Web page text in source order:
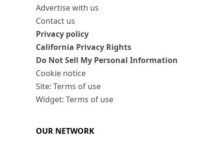
Advertise with us
Contact us
Privacy policy
California Privacy Rights
Do Not Sell My Personal Information
Cookie notice
Site: Terms of use
Widget: Terms of use
OUR NETWORK